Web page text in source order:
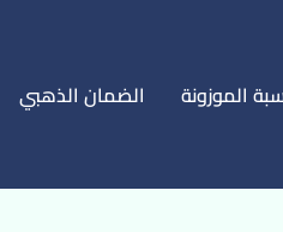
الموزونة الضمان الذهبي